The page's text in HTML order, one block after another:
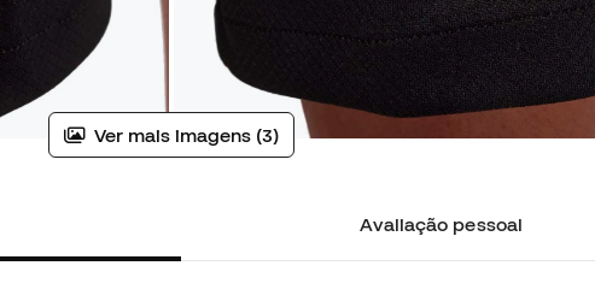
Ver mais imagens (3)
Avaliação pessoal